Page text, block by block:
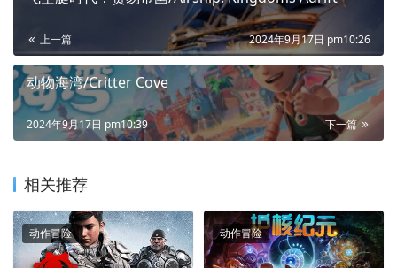
上一篇 2024年9月17日 pm10:26
动物海湾/Critter Cove
下一篇
2024年9月17日 pm10:39
相关推荐
动作冒险 动作冒险